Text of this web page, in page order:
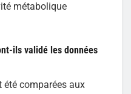
métabolique
ils validé les données
été comparées aux